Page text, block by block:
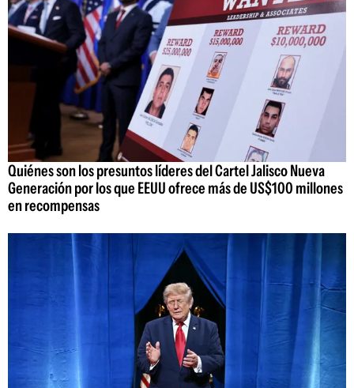
Quiénes son los presuntos líderes del Cartel Jalisco Nueva
Generación por los que EEUU ofrece más de US$100 millones
en recompensas